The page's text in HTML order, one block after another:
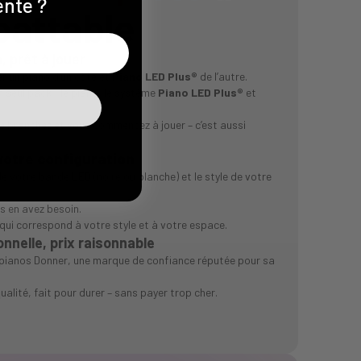
prêt à jouer
un piano d’un côté etPiano LED Plus® de l’autre.
seul pack : le piano, le système Piano LED Plus® et
branchez et vous commencez à jouer – c’est aussi
votre bande LED (noire ou blanche) et le style de votre
en avez besoin.
correspond à votre style et à votre espace.
prix raisonnable
Donner, une marque de confiance réputée pour sa
fait pour durer – sans payer trop cher.
?